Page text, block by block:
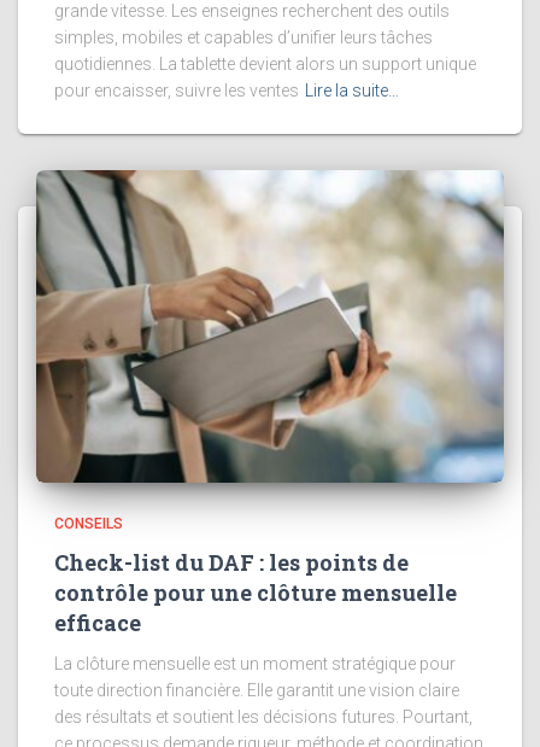
grande vitesse. Les enseignes recherchent des outils
simples, mobiles et capables d’unifier leurs tâches
quotidiennes. La tablette devient alors un support unique
pour encaisser, suivre les ventes Lire la suite…
CONSEILS
Check-list du DAF : les points de
contrôle pour une clôture mensuelle
efficace
La clôture mensuelle est un moment stratégique pour
toute direction financière. Elle garantit une vision claire
des résultats et soutient les décisions futures. Pourtant,